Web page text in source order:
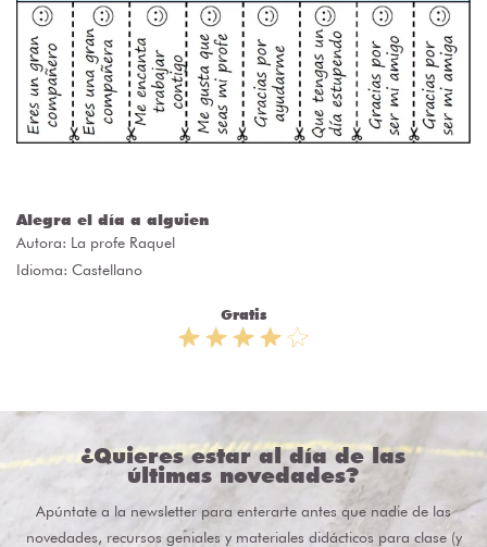
Alegra el día a alguien
Autora: La profe Raquel
Idioma: Castellano
Gratis
¿Quieres estar al día de las
últimas novedades?
Apúntate a la newsletter para enterarte antes que nadie de las
novedades, recursos geniales y materiales didácticos para clase (y